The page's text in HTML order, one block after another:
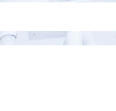
15 000 ₽
300 ₽